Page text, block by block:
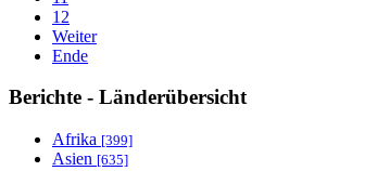
12
Weiter
Ende
Berichte - Länderübersicht
Afrika [399]
Asien [635]